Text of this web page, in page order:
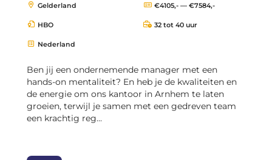
Gelderland €4105,- — €7584,-
HBO 32 tot 40 uur
Nederland
Ben jij een ondernemende manager met een
hands-on mentaliteit? En heb je de kwaliteiten en
de energie om ons kantoor in Arnhem te laten
groeien, terwijl je samen met een gedreven team
een krachtig reg...